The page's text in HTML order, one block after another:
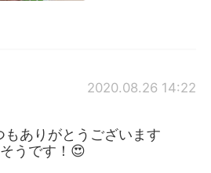
2020.08.26 14:22
もありがとうございます
うです！😍